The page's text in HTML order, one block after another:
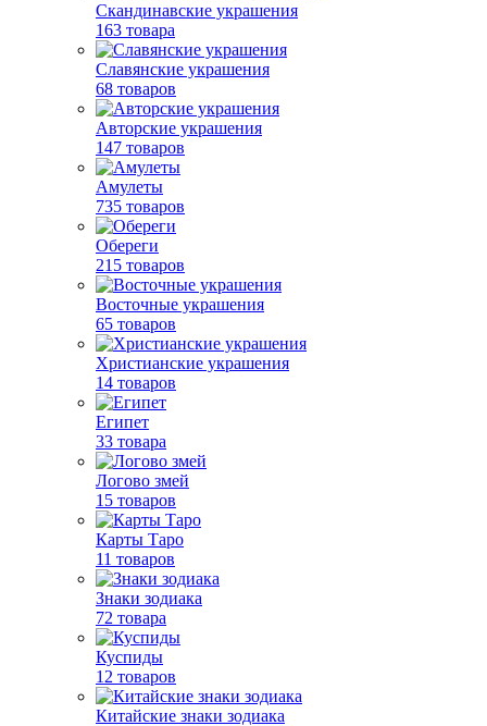
Скандинавские украшения
163 товара
Славянские украшения
68 товаров
Авторские украшения
147 товаров
Амулеты
735 товаров
Обереги
215 товаров
Восточные украшения
65 товаров
Христианские украшения
14 товаров
Египет
33 товара
Логово змей
15 товаров
Карты Таро
11 товаров
Знаки зодиака
72 товара
Куспиды
12 товаров
Китайские знаки зодиака